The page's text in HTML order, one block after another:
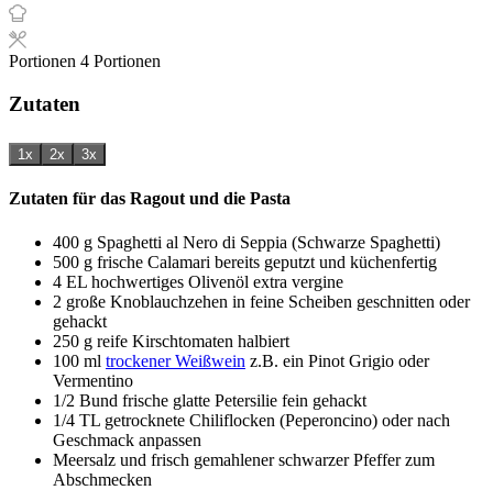
Portionen 4 Portionen
Zutaten
1x 2x 3x
Zutaten für das Ragout und die Pasta
400 g Spaghetti al Nero di Seppia (Schwarze Spaghetti)
500 g frische Calamari bereits geputzt und küchenfertig
4 EL hochwertiges Olivenöl extra vergine
2 große Knoblauchzehen in feine Scheiben geschnitten oder
gehackt
250 g reife Kirschtomaten halbiert
100 ml trockener Weißwein z.B. ein Pinot Grigio oder
Vermentino
1/2 Bund frische glatte Petersilie fein gehackt
1/4 TL getrocknete Chiliflocken (Peperoncino) oder nach
Geschmack anpassen
Meersalz und frisch gemahlener schwarzer Pfeffer zum
Abschmecken